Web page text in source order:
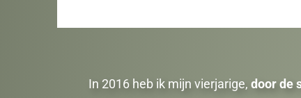
In 2016 heb ik mijn vierjarige, door de